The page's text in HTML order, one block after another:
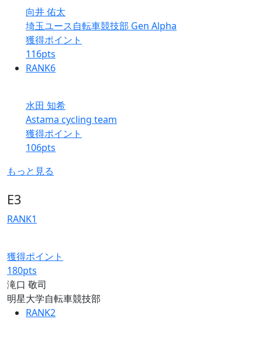
向井 佑太
埼玉ユース自転車競技部 Gen Alpha
獲得ポイント
116pts
RANK6
水田 知希
Astama cycling team
獲得ポイント
106pts
もっと見る
E3
RANK1
獲得ポイント
180pts
滝口 敬司
明星大学自転車競技部
RANK2